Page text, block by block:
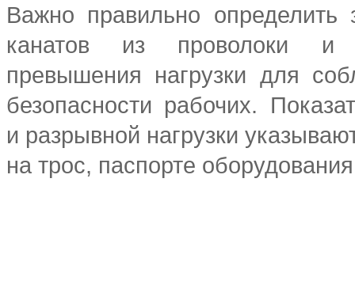
Важно правильно определить
канатов из проволоки и
превышения нагрузки для
безопасности рабочих.
и разрывной нагрузки
на трос, паспорте